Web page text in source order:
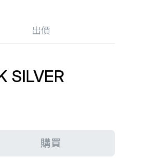
出價
SILVER
購買